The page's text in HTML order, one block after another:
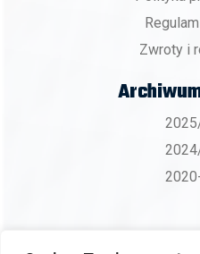
Zwroty i